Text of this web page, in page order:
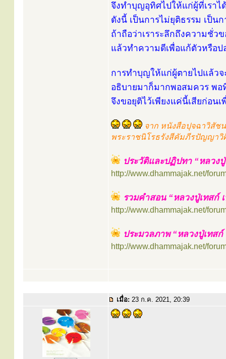
จึงทำบุญอุทิศไปให้แก่ผู้ที่เราไ
ดังนี้ เป็นการไม่ยุติธรรม เป็
ถ้าถือว่าเราระลึกถึงความชั่ว
แล้วทำความดีเพื่อแก้ตัวหรือป
การทำบุญให้แก่ผู้ตายไปแล้ว
อธิบายมาก็มากพอสมควร พอ
จึงขอยุติไว้เพียงแค่นี้เสียก่อน
จาก หนังสือปุจฉาวิสัช
พระราชนิโรธรังสีคัมภีรปัญญาวิ
ประวัติและปฏิปทา “หลวงปู่
http://www.dhammajak.net/
รวมคำสอน “หลวงปู่เทสก์
http://www.dhammajak.net/
ประมวลภาพ “หลวงปู่เทส
http://www.dhammajak.net/
เมื่อ: 23 ก.ค. 2021, 20:39